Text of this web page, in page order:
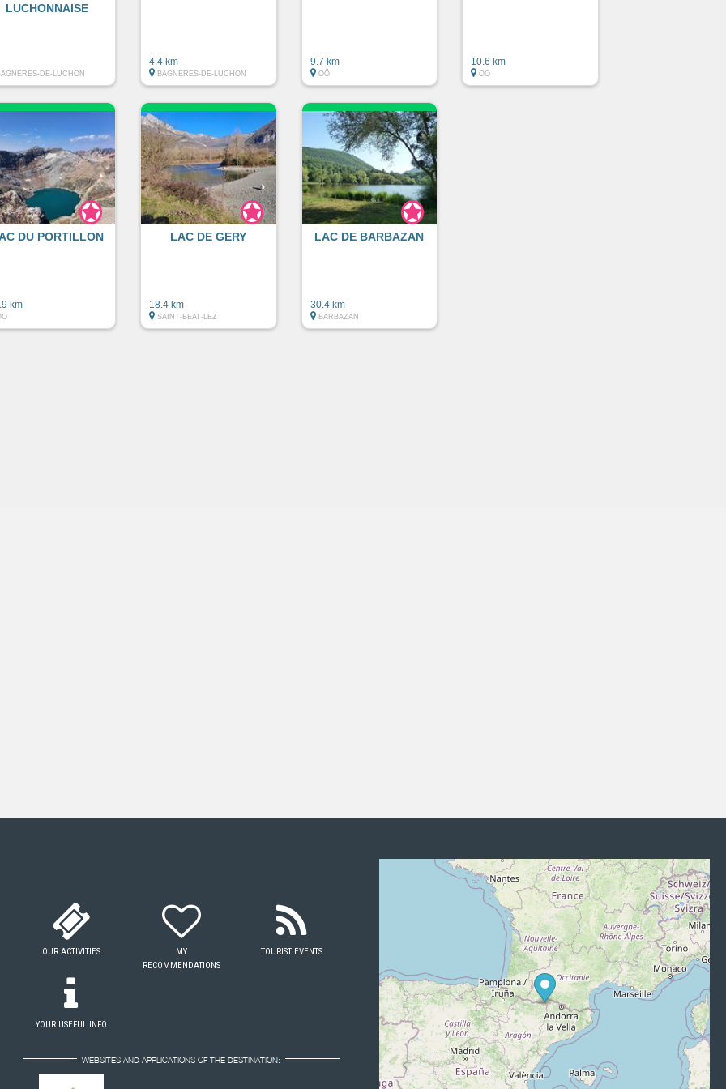
LUCHONNAISE
DE-LUCHON
4.4 km
BAGNERES-DE-LUCHON
9.7 km
OÔ
10.6 km
OO
DU PORTILLON
km
LAC DE GERY
18.4 km
SAINT-BEAT-LEZ
LAC DE BARBAZAN
30.4 km
BARBAZAN
OUR ACTIVITIES
MY
RECOMMENDATIONS
TOURIST EVENTS
YOUR USEFUL INFO
WEBSITES AND APPLICATIONS OF THE DESTINATION: